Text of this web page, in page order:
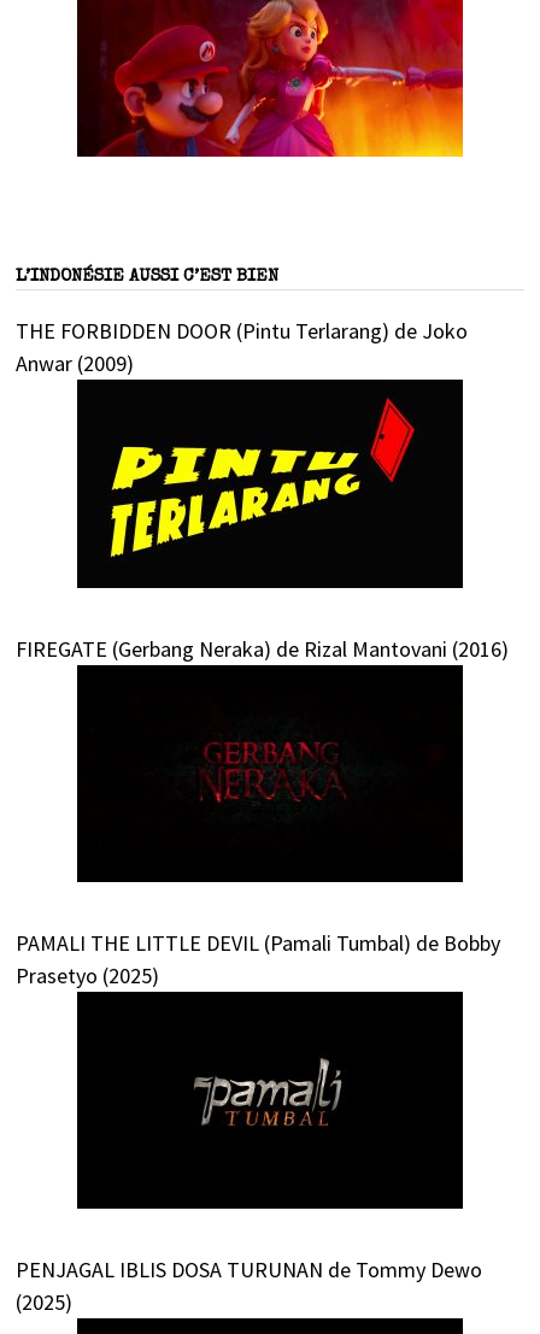
L’INDONÉSIE AUSSI C’EST BIEN
THE FORBIDDEN DOOR (Pintu Terlarang) de Joko
Anwar (2009)
FIREGATE (Gerbang Neraka) de Rizal Mantovani (2016)
PAMALI THE LITTLE DEVIL (Pamali Tumbal) de Bobby
Prasetyo (2025)
PENJAGAL IBLIS DOSA TURUNAN de Tommy Dewo
(2025)